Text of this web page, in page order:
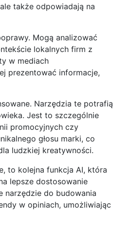
także odpowiadają na
Mogą analizować
lokalnych firm z
w mediach
prezentować informacje,
Narzędzia te potrafią
Jest to szczególnie
promocyjnych czy
głosu marki, co
ludzkiej kreatywności.
to kolejna funkcja AI, która
lepsze dostosowanie
narzędzie do budowania
w opiniach, umożliwiając